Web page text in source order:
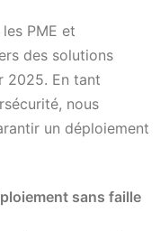
PME et
des solutions
2025. En tant
nous
un déploiement
sans faille